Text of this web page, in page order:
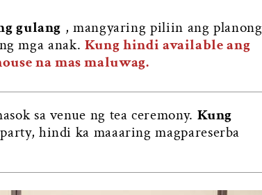
gulang , mangyaring piliin ang planong
mga anak. Kung hindi available ang
na mas maluwag.
sa venue ng tea ceremony. Kung
hindi ka maaaring magpareserba